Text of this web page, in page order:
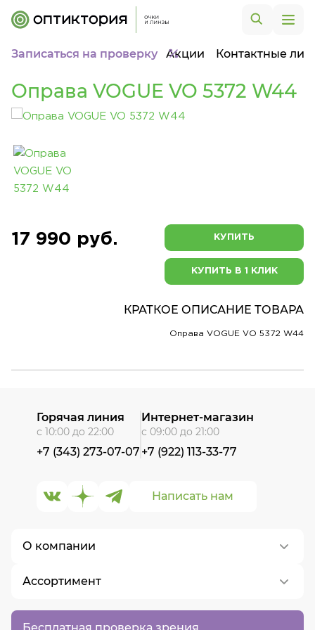
Записаться на проверку Акции Контактные
Оправа VOGUE VO 5372 W44
17 990 руб. КУПИТЬ
КУПИТЬ В 1 КЛИК
КРАТКОЕ ОПИСАНИЕ ТОВАРА
Оправа VOGUE VO 5372 W44
Бесплатная проверка зрения
О компании
О нас
Контакты
Ассортимент
Написать нам
Горячая линия
с 10:00 до 22:00
+7 (343) 273-07-07
Интернет-магазин
с 09:00 до 21:00
+7 (922) 113-33-77